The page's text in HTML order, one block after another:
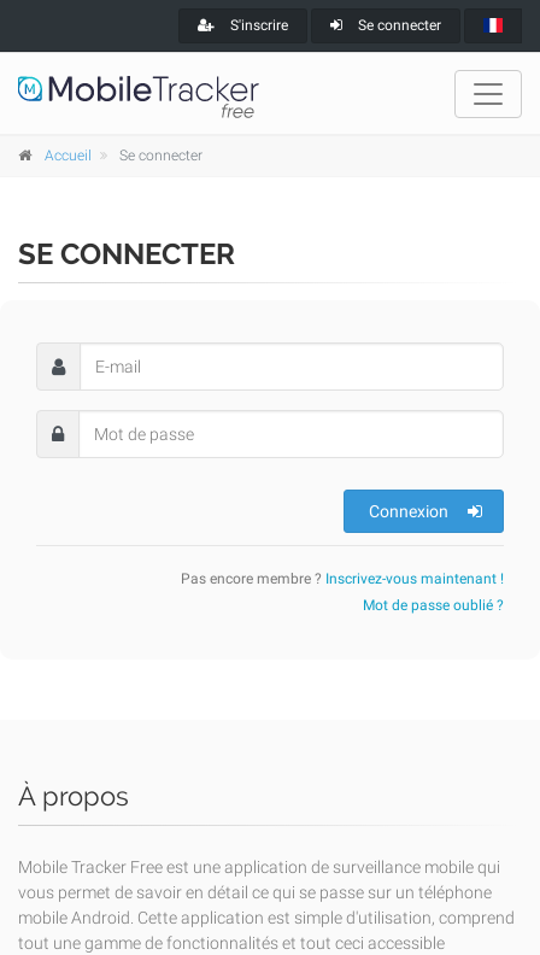
S'inscrire Se connecter
Accueil Se connecter
SE CONNECTER
Connexion
Pas encore membre ? Inscrivez-vous maintenant !
Mot de passe oublié ?
À propos
Mobile Tracker Free est une application de surveillance mobile qui
vous permet de savoir en détail ce qui se passe sur un téléphone
mobile Android. Cette application est simple d'utilisation, comprend
tout une gamme de fonctionnalités et tout ceci accessible